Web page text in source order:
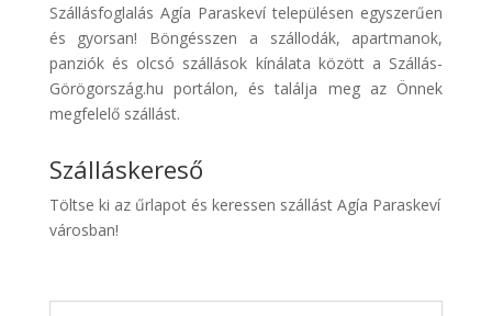
Discover
Cars
Transzfer
Kiwi
Taxi
Szállásfoglalás Agía Paraskeví településen egyszerűen
és gyorsan! Böngésszen a szállodák, apartmanok,
panziók és olcsó szállások kínálata között a Szállás-
Görögország.hu portálon, és találja meg az Önnek
megfelelő szállást.
Szálláskereső
Töltse ki az űrlapot és keressen szállást Agía Paraskeví
városban!